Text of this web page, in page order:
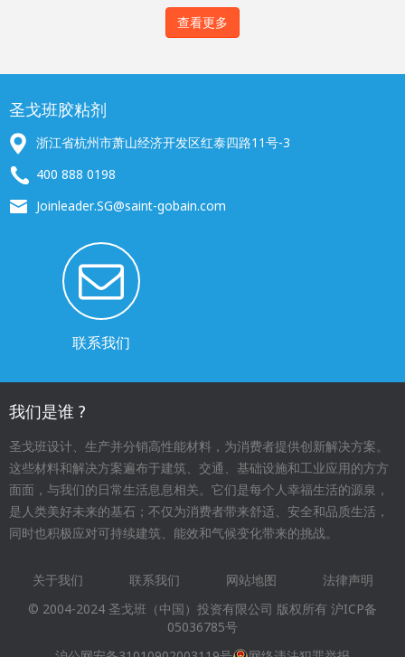
查看更多
圣戈班胶粘剂
浙江省杭州市萧山经济开发区红泰四路11号-3
400 888 0198
Joinleader.SG@saint-gobain.com
联系我们
我们是谁 ?
圣戈班设计、生产并分销高性能材料，为消费者提供创新解决方案。
这些材料和解决方案遍布于建筑、交通、基础设施和工业应用的方方
面面，与我们的日常生活息息相关。它们是每个人幸福生活的源泉，
是人类美好未来的基石；不仅为消费者带来舒适、安全和品质生活，
同时也积极应对可持续建筑、能效和气候变化带来的挑战。
Footer
menu
关于我们 联系我们 网站地图
法律声明
© 2004-2024 圣戈班（中国）投资有限公司 版权所有 沪ICP备
05036785号